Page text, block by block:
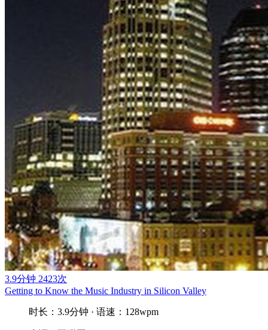
3.9分钟 2423次
Getting to Know the Music Industry in Silicon Valley
时长：3.9分钟 · 语速：128wpm